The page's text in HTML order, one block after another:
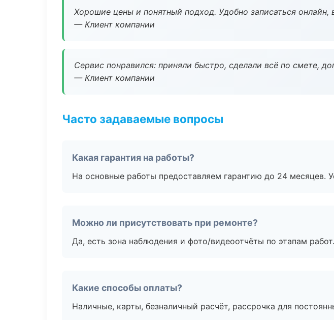
Хорошие цены и понятный подход. Удобно записаться онлайн,
— Клиент компании
Сервис понравился: приняли быстро, сделали всё по смете,
— Клиент компании
Часто задаваемые вопросы
Какая гарантия на работы?
На основные работы предоставляем гарантию до 24 месяцев.
Можно ли присутствовать при ремонте?
Да, есть зона наблюдения и фото/видеоотчёты по этапам работ.
Какие способы оплаты?
Наличные, карты, безналичный расчёт, рассрочка для